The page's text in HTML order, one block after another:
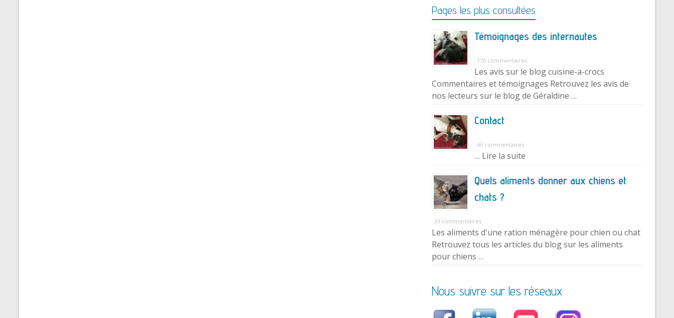
Pages les plus consultées
Témoignages des internautes
176 commentaires
Les avis sur le blog cuisine-a-crocs
Commentaires et témoignages Retrouvez les avis de
nos lecteurs sur le blog de Géraldine …
Contact
46 commentaires
… Lire la suite
Quels aliments donner aux chiens et
chats ?
33 commentaires
Les aliments d'une ration ménagère pour chien ou chat
Retrouvez tous les articles du blog sur les aliments
pour chiens …
Nous suivre sur les réseaux